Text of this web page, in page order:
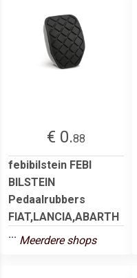
€ 0.88
febibilstein FEBI
BILSTEIN
Pedaalrubbers
FIAT,LANCIA,ABARTH
... Meerdere shops